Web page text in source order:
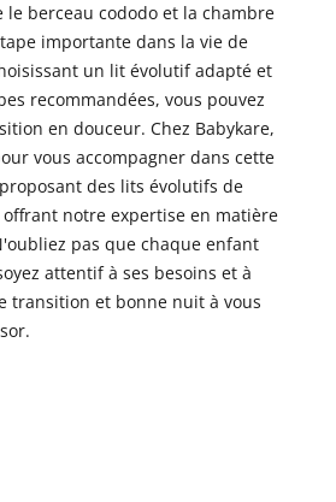
le berceau cododo et la chambre
importante dans la vie de
un lit évolutif adapté et
recommandées, vous pouvez
en douceur. Chez Babykare,
vous accompagner dans cette
des lits évolutifs de
notre expertise en matière
pas que chaque enfant
attentif à ses besoins et à
transition et bonne nuit à vous